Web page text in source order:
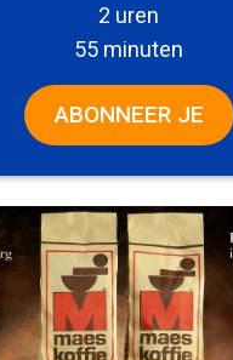
2 uren
55 minuten
ABONNEER JE